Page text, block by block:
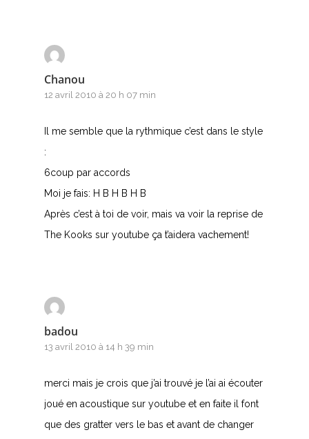
Chanou
12 avril 2010 à 20 h 07 min
Il me semble que la rythmique c’est dans le style
:
6coup par accords
Moi je fais: H B H B H B
Après c’est à toi de voir, mais va voir la reprise de
The Kooks sur youtube ça t’aidera vachement!
badou
13 avril 2010 à 14 h 39 min
merci mais je crois que j’ai trouvé je l’ai ai écouter
joué en acoustique sur youtube et en faite il font
que des gratter vers le bas et avant de changer